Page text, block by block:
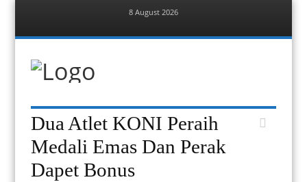
8 August 2026
Menu
to
Berita Bekasi
Menu
Skip
to
content
Dua Atlet KONI Peraih
Medali Emas Dan Perak
Dapet Bonus